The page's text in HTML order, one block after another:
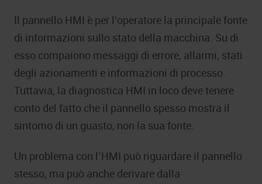
Il pannello HMI è per l’operatore la principale fonte
di informazioni sullo stato della macchina. Su di
esso compaiono messaggi di errore, allarmi, stati
degli azionamenti e informazioni di processo.
Tuttavia, la diagnostica HMI in loco deve tenere
conto del fatto che il pannello spesso mostra il
sintomo di un guasto, non la sua fonte.
Un problema con l’HMI può riguardare il pannello
stesso, ma può anche derivare dalla